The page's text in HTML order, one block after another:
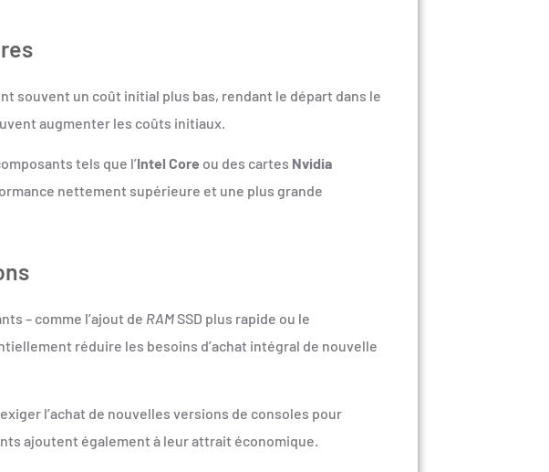
souvent un coût initial plus bas, rendant le départ dans le
augmenter les coûts initiaux.
tels que l’Intel Core ou des cartes Nvidia
nettement supérieure et une plus grande
– comme l’ajout de RAM SSD plus rapide ou le
réduire les besoins d’achat intégral de nouvelle
l’achat de nouvelles versions de consoles pour
ajoutent également à leur attrait économique.